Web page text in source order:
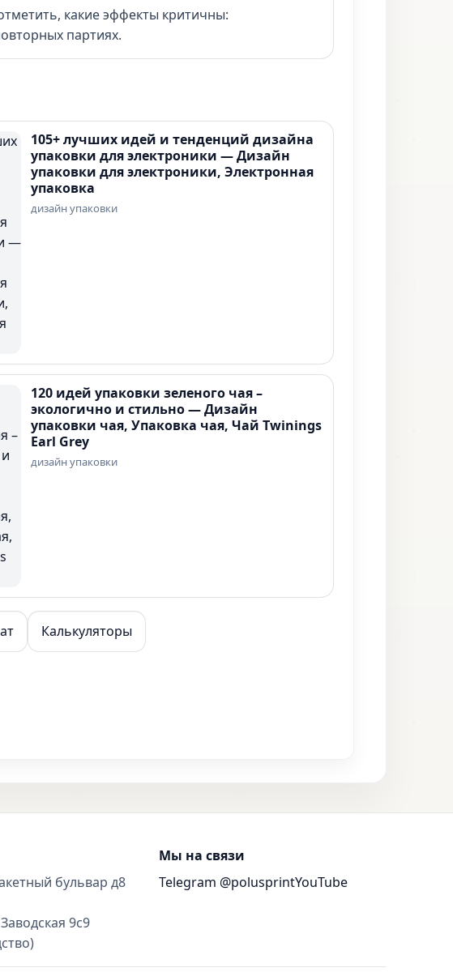
какие эффекты критичны:
партиях.
105+ лучших идей и тенденций дизайна
упаковки для электроники — Дизайн
упаковки для электроники, Электронная
упаковка
дизайн упаковки
120 идей упаковки зеленого чая –
экологично и стильно — Дизайн
упаковки чая, Упаковка чая, Чай Twinings
Earl Grey
дизайн упаковки
Калькуляторы
бульвар д8
9с9
Мы на связи
Telegram @polusprintYouTube